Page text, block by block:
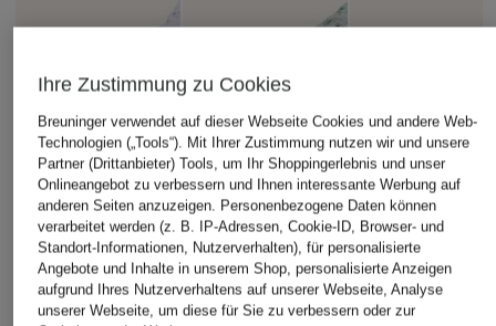
Ihre Zustimmung zu Cookies
Breuninger verwendet auf dieser Webseite Cookies und andere Web-
Technologien („Tools“). Mit Ihrer Zustimmung nutzen wir und unsere
Partner (Drittanbieter) Tools, um Ihr Shoppingerlebnis und unser
Onlineangebot zu verbessern und Ihnen interessante Werbung auf
anderen Seiten anzuzeigen. Personenbezogene Daten können
verarbeitet werden (z. B. IP-Adressen, Cookie-ID, Browser- und
Standort-Informationen, Nutzerverhalten), für personalisierte
Angebote und Inhalte in unserem Shop, personalisierte Anzeigen
aufgrund Ihres Nutzerverhaltens auf unserer Webseite, Analyse
unserer Webseite, um diese für Sie zu verbessern oder zur